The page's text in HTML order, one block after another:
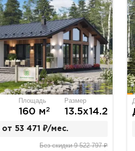
Площадь
160 м2
Размер
13.5х14.2
от 53 471 ₽/мес.
Без скидки 9 522 797 ₽